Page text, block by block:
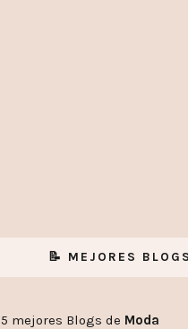
📝 MEJORES BLOGS
mejores Blogs de Moda